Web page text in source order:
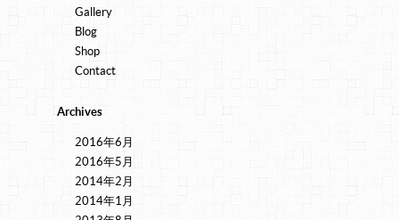
Gallery
Blog
Shop
Contact
Archives
2016年6月
2016年5月
2014年2月
2014年1月